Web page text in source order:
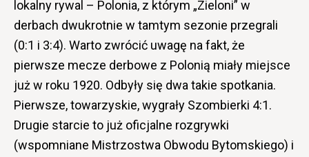
lokalny rywal – Polonia, z którym „Zieloni” w
derbach dwukrotnie w tamtym sezonie przegrali
(0:1 i 3:4). Warto zwrócić uwagę na fakt, że
pierwsze mecze derbowe z Polonią miały miejsce
już w roku 1920. Odbyły się dwa takie spotkania.
Pierwsze, towarzyskie, wygrały Szombierki 4:1.
Drugie starcie to już oficjalne rozgrywki
(wspomniane Mistrzostwa Obwodu Bytomskiego) i